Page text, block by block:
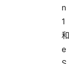
n
1
和
e